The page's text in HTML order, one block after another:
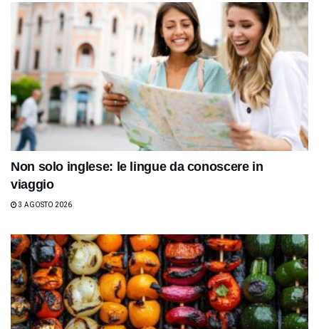
Non solo inglese: le lingue da conoscere in
viaggio
3 AGOSTO 2026